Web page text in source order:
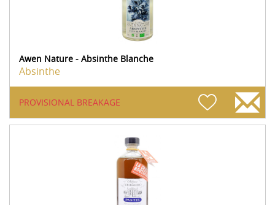
Awen Nature - Absinthe Blanche
Absinthe
PROVISIONAL BREAKAGE